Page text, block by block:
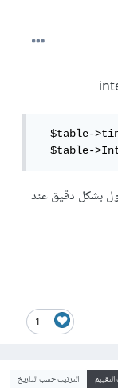
  $table->tinyInteger('price'); 4digte
$table-
بشكل دقيق عند
1
الترتيب حسب التاريخ